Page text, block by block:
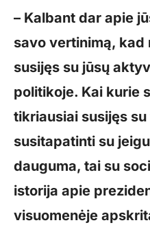
– Kalbant dar apie
savo vertinimą, kad
susijęs su jūsų
politikoje. Kai kurie
tikriausiai susijęs
susitapatinti su
dauguma, tai su
istorija apie
visuomenėje